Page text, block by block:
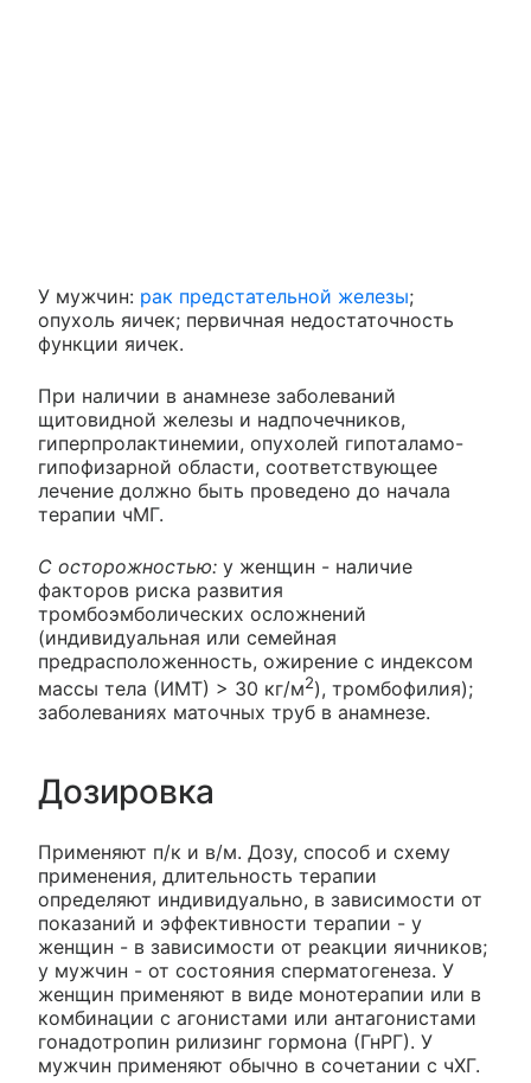
У мужчин: рак предстательной железы;
опухоль яичек; первичная недостаточность
функции яичек.
При наличии в анамнезе заболеваний
щитовидной железы и надпочечников,
гиперпролактинемии, опухолей гипоталамо-
гипофизарной области, соответствующее
лечение должно быть проведено до начала
терапии чМГ.
С осторожностью: у женщин - наличие
факторов риска развития
тромбоэмболических осложнений
(индивидуальная или семейная
предрасположенность, ожирение с индексом
массы тела (ИМТ) > 30 кг/м2), тромбофилия);
заболеваниях маточных труб в анамнезе.
Дозировка
Применяют п/к и в/м. Дозу, способ и схему
применения, длительность терапии
определяют индивидуально, в зависимости от
показаний и эффективности терапии - у
женщин - в зависимости от реакции яичников;
у мужчин - от состояния сперматогенеза. У
женщин применяют в виде монотерапии или в
комбинации с агонистами или антагонистами
гонадотропин рилизинг гормона (ГнРГ). У
мужчин применяют обычно в сочетании с чХГ.